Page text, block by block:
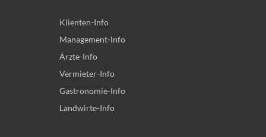
Klienten-Info
Management-Info
Ärzte-Info
Vermieter-Info
Gastronomie-Info
Landwirte-Info